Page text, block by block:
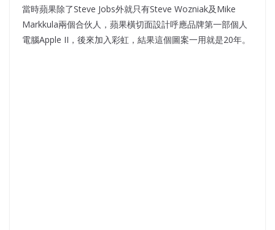
當時蘋果除了Steve Jobs外就只有Steve Wozniak及Mike
Markkula兩個合伙人，蘋果橫切面設計呼應品牌第一部個人
電腦Apple II，後來加入彩虹，結果這個圖案一用就是20年。